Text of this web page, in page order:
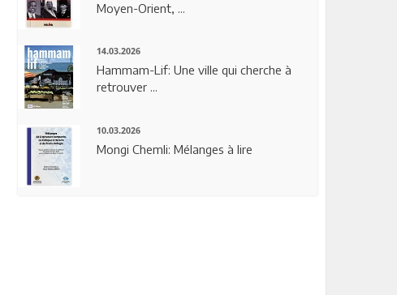
Moyen-Orient, ...
14.03.2026
Hammam-Lif: Une ville qui cherche à
retrouver ...
10.03.2026
Mongi Chemli: Mélanges à lire